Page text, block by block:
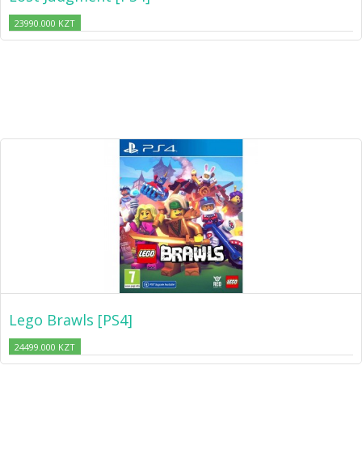
23990.000 KZT
Lego Brawls [PS4]
24499.000 KZT